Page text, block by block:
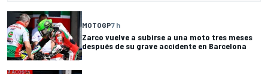
MOTOGP7 h
Zarco vuelve a subirse a una moto tres meses
después de su grave accidente en Barcelona